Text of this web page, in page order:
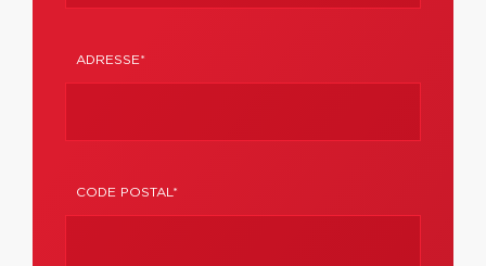
ADRESSE*
CODE POSTAL*